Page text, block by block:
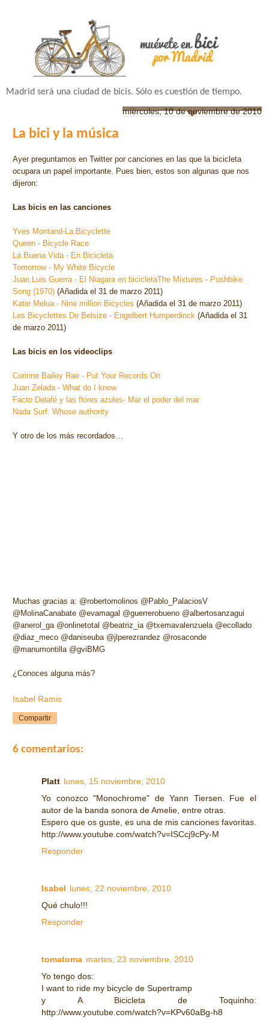
Madrid será una ciudad de bicis. Sólo es cuestión de tiempo.
miércoles, 10 de noviembre de 2010
La bici y la música
Ayer preguntamos en Twitter por canciones en las que la bicicleta
ocupara un papel importante. Pues bien, estos son algunas que nos
dijeron:
Las bicis en las canciones
Yves Montand-La Bicyclette
Queen - Bicycle Race
La Buena Vida - En Bicicleta
Tomorrow - My White Bicycle
Juan Luis Guerra - El Niagara en bicicletaThe Mixtures - Pushbike
Song (1970) (Añadida el 31 de marzo 2011)
Katie Melua - Nine million Bicycles (Añadida el 31 de marzo 2011)
Les Bicyclettes De Belsize - Engelbert Humperdinck (Añadida el 31
de marzo 2011)
Las bicis en los videoclips
Corinne Bailey Rae - Put Your Records On
Juan Zelada - What do I know
Facto Delafé y las flores azules- Mar el poder del mar
Nada Surf: Whose authority
Y otro de los más recordados…
Muchas gracias a: @robertomolinos @Pablo_PalaciosV
@MolinaCanabate @evamagal @guerrerobueno @albertosanzagui
@anerol_ga @onlinetotal @beatriz_ia @txemavalenzuela @ecollado
@diaz_meco @daniseuba @jlperezrandez @rosaconde
@manumontilla @gviBMG
¿Conoces alguna más?
Isabel Ramis
Compartir
6 comentarios:
Platt lunes, 15 noviembre, 2010
Yo conozco "Monochrome" de Yann Tiersen. Fue el
autor de la banda sonora de Amelie, entre otras.
Espero que os guste, es una de mis canciones favoritas.
http://www.youtube.com/watch?v=ISCcj9cPy-M
Responder
Isabel lunes, 22 noviembre, 2010
Qué chulo!!!
Responder
tomatoma martes, 23 noviembre, 2010
Yo tengo dos:
I want to ride my bicycle de Supertramp
y A Bicicleta de Toquinho:
http://www.youtube.com/watch?v=KPv60aBg-h8